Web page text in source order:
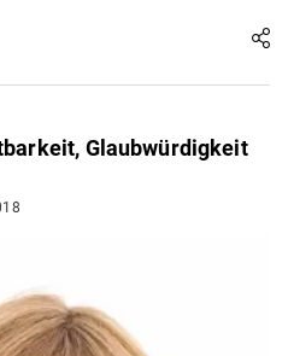
Glaubwürdigkeit